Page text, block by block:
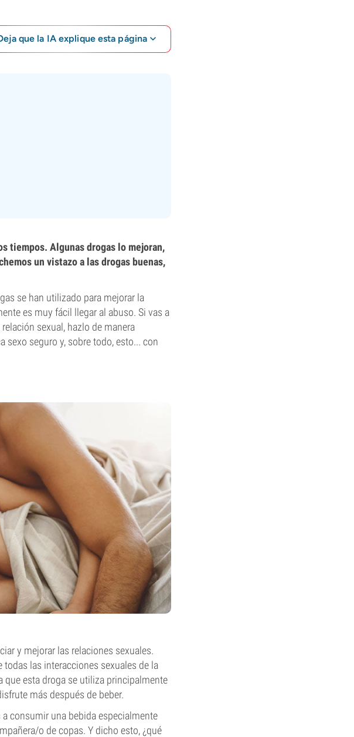
que la IA explique esta página
tiempos. Algunas drogas lo mejoran,
un vistazo a las drogas buenas,
se han utilizado para mejorar la
es muy fácil llegar al abuso. Si vas a
sexual, hazlo de manera
sexo seguro y, sobre todo, esto... con
y mejorar las relaciones sexuales.
las interacciones sexuales de la
que esta droga se utiliza principalmente
más después de beber.
consumir una bebida especialmente
o de copas. Y dicho esto, ¿qué